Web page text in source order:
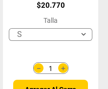
$20.770
Talla
S
＋
－